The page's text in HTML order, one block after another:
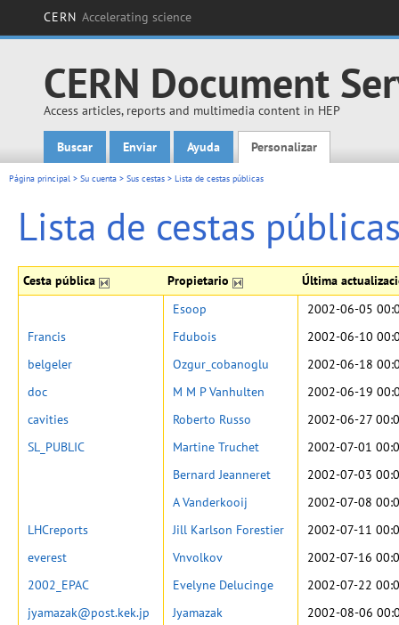
CERN Accelerating science
CERN Document
Access articles, reports and multimedia content in HEP
Main menu
Buscar Enviar Ayuda Personalizar
Página principal > Su cuenta > Sus cestas > Lista de cestas públicas
Lista de cestas
Cesta pública Propietario Última
Esoop
2002-06-05
Francis
Fdubois
2002-06-10
belgeler
Ozgur_cobanoglu
2002-06-18
doc
M M P Vanhulten
2002-06-19
cavities
Roberto Russo
2002-06-27
SL_PUBLIC
Martine Truchet
2002-07-01
Bernard Jeanneret
2002-07-03
A Vanderkooij
2002-07-08
LHCreports
Jill Karlson Forestier
2002-07-11
everest
Vnvolkov
2002-07-16
2002_EPAC
Evelyne Delucinge
2002-07-22
jyamazak@post.kek.jp
Jyamazak
2002-08-06